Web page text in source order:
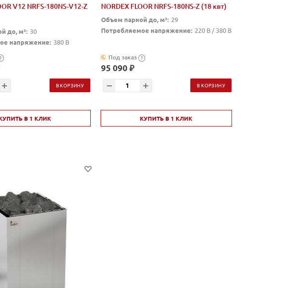
V12 NRFS-180NS-V12-Z
до, м³: 30
напряжение: 380 В
В КОРЗИНУ
В 1 КЛИК
NORDEX FLOOR NRFS-180NS-Z (18 квт)
Объем парной до, м³: 29
Потребляемое напряжение: 220 В / 380 В
Под заказ ?
95 090 ₽
В КОРЗИНУ
КУПИТЬ В 1 КЛИК